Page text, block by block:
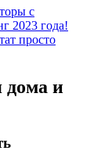
с
2023 года!
просто
дома и